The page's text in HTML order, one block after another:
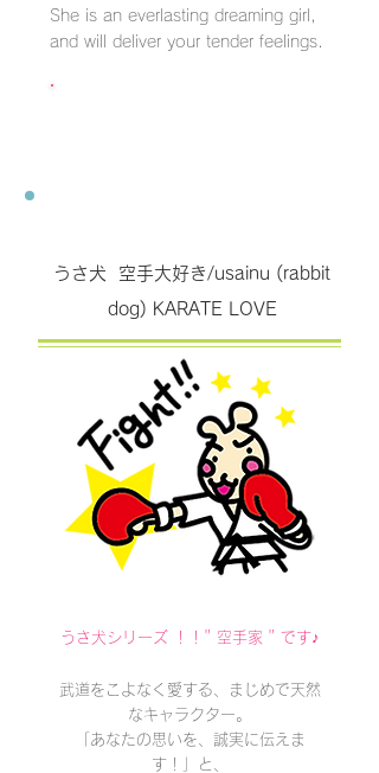
She is an everlasting dreaming girl,
and will deliver your tender feelings.
うさ犬 空手大好き/usainu (rabbit
dog) KARATE LOVE
うさ犬シリーズ ！！" 空手家 " です♪
武道をこよなく愛する、まじめで天然
なキャラクター。
「あなたの思いを、誠実に伝えま
す！」と、